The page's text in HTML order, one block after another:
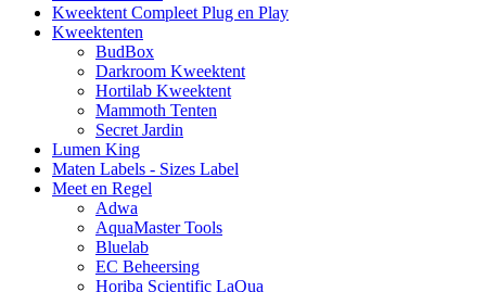
Kweektent Compleet Plug en Play
Kweektenten
BudBox
Darkroom Kweektent
Hortilab Kweektent
Mammoth Tenten
Secret Jardin
Lumen King
Maten Labels - Sizes Label
Meet en Regel
Adwa
AquaMaster Tools
Bluelab
EC Beheersing
Horiba Scientific LaQua